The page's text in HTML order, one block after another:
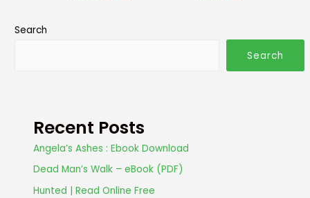
Search
Search
Recent Posts
Angela’s Ashes : Ebook Download
Dead Man’s Walk – eBook (PDF)
Hunted | Read Online Free